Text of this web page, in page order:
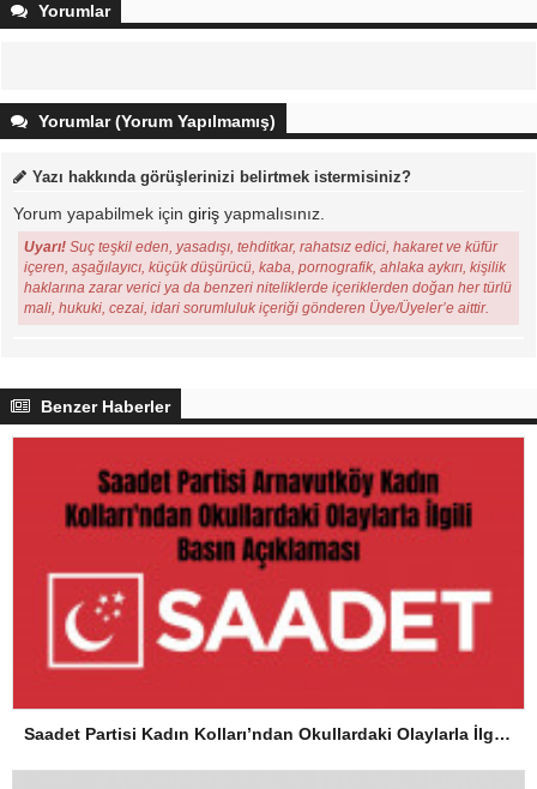
Yorumlar
Yorumlar (Yorum Yapılmamış)
Yazı hakkında görüşlerinizi belirtmek istermisiniz?
Yorum yapabilmek için giriş yapmalısınız.
Uyarı! Suç teşkil eden, yasadışı, tehditkar, rahatsız edici, hakaret ve küfür
içeren, aşağılayıcı, küçük düşürücü, kaba, pornografik, ahlaka aykırı, kişilik
haklarına zarar verici ya da benzeri niteliklerde içeriklerden doğan her türlü
mali, hukuki, cezai, idari sorumluluk içeriği gönderen Üye/Üyeler’e aittir.
Benzer Haberler
Saadet Partisi Kadın Kolları’ndan Okullardaki Olaylarla İlgili Basın Açıklaması